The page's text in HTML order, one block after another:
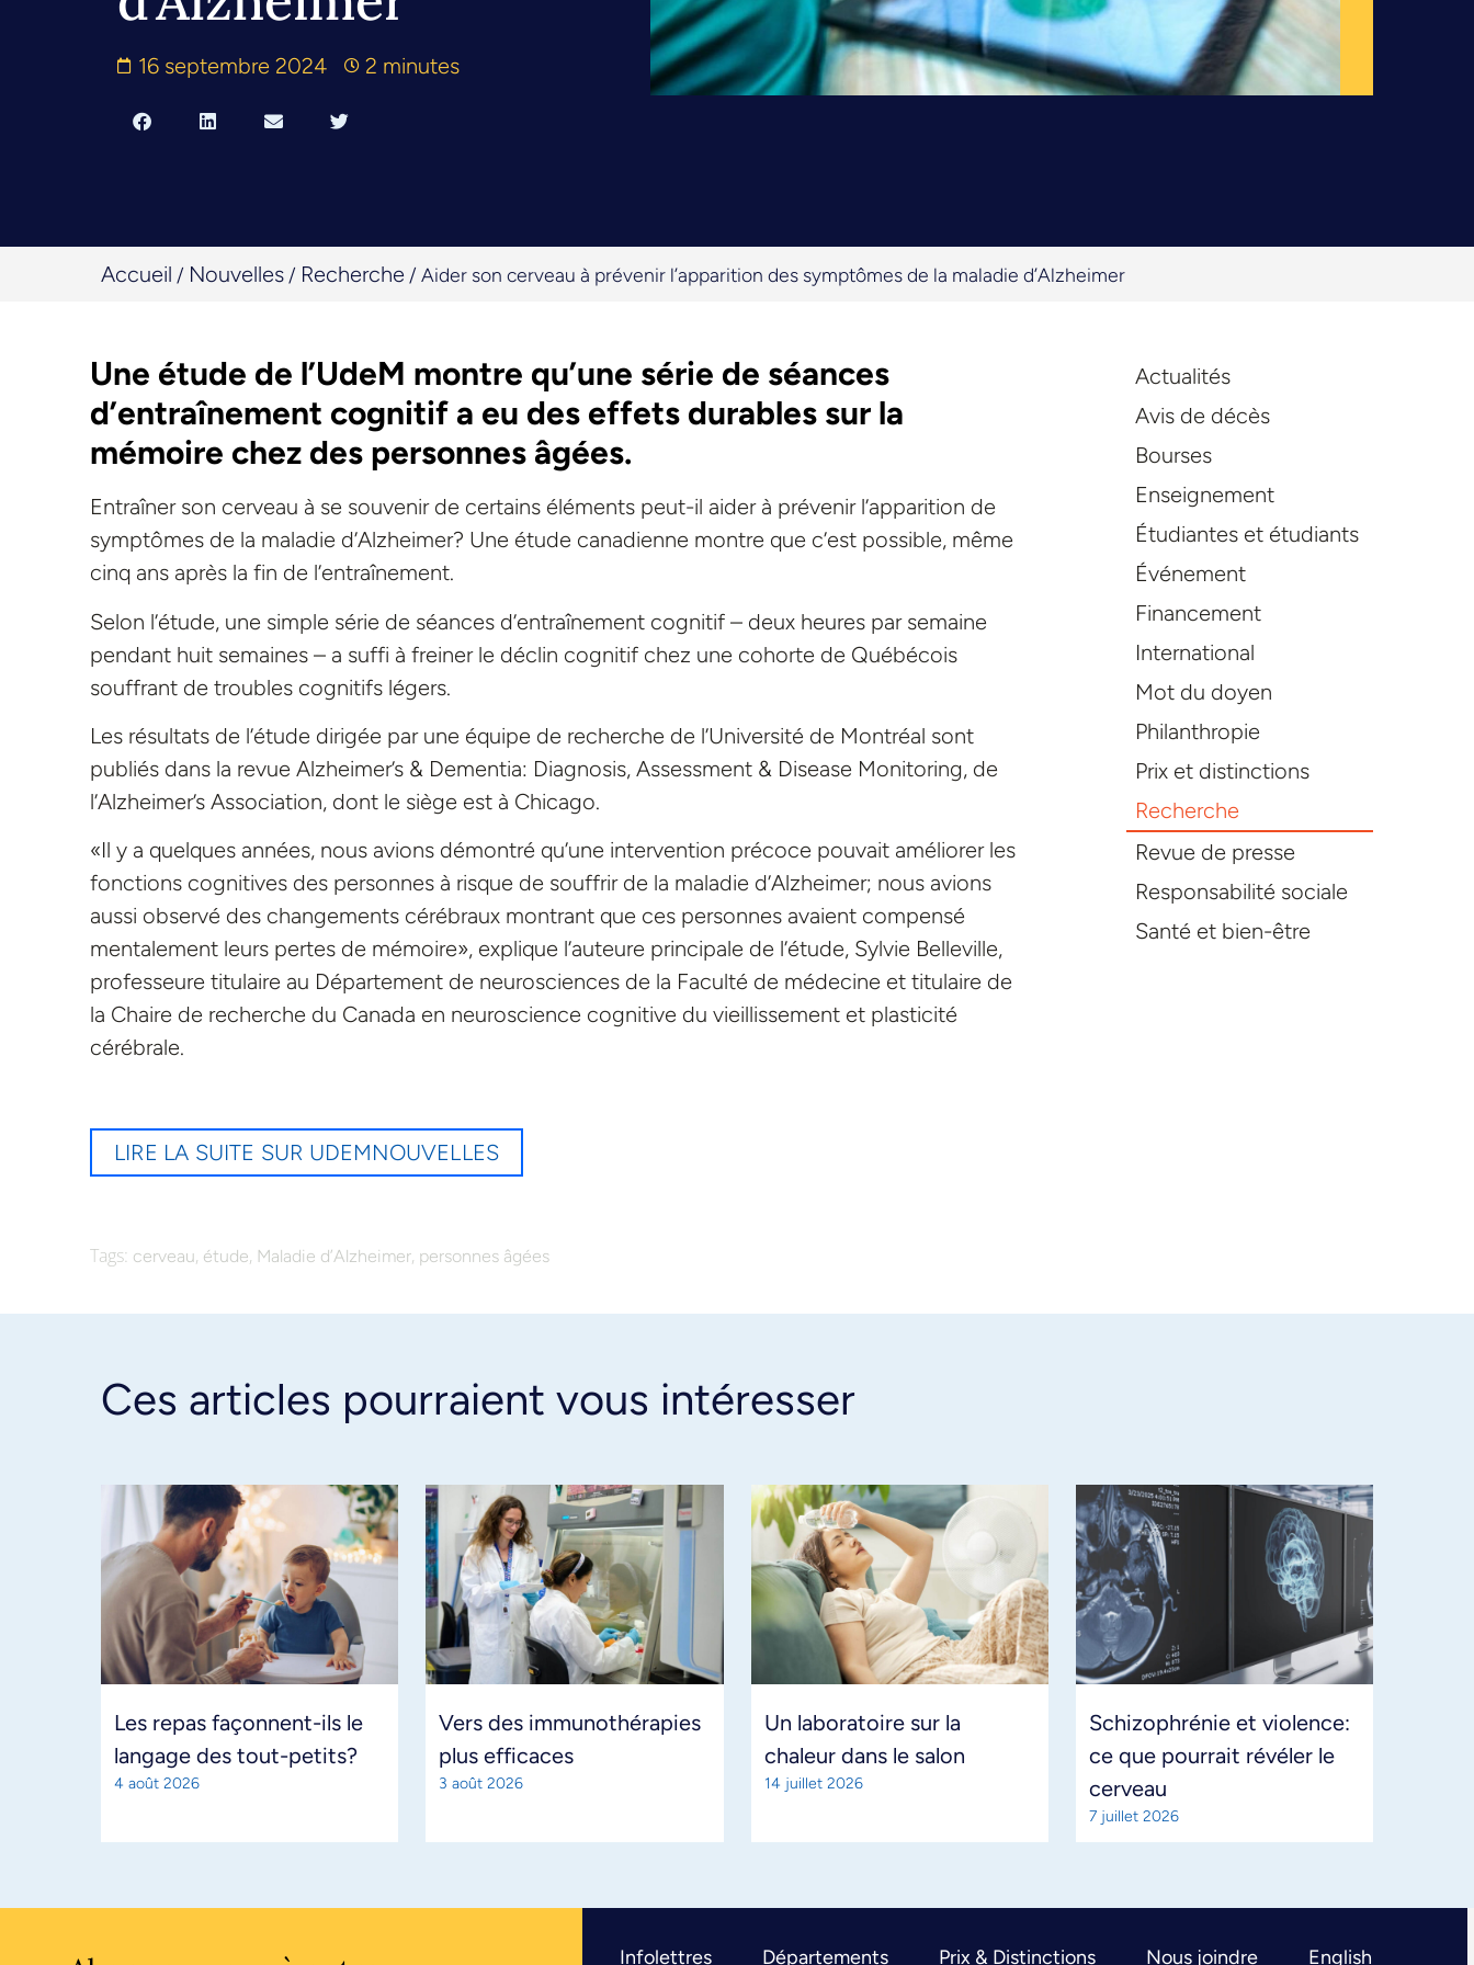
16 septembre 2024 2 minutes
Accueil / Nouvelles / Recherche / Aider son cerveau à prévenir l’apparition des symptômes de la maladie d’Alzheimer
Une étude de l’UdeM montre qu’une série de séances
d’entraînement cognitif a eu des effets durables sur la
mémoire chez des personnes âgées.
Entraîner son cerveau à se souvenir de certains éléments peut-il aider à prévenir l’apparition de
symptômes de la maladie d’Alzheimer? Une étude canadienne montre que c’est possible, même
cinq ans après la fin de l’entraînement.
Selon l’étude, une simple série de séances d’entraînement cognitif – deux heures par semaine
pendant huit semaines – a suffi à freiner le déclin cognitif chez une cohorte de Québécois
souffrant de troubles cognitifs légers.
Les résultats de l’étude dirigée par une équipe de recherche de l’Université de Montréal sont
publiés dans la revue Alzheimer’s & Dementia: Diagnosis, Assessment & Disease Monitoring, de
l’Alzheimer’s Association, dont le siège est à Chicago.
«Il y a quelques années, nous avions démontré qu’une intervention précoce pouvait améliorer les
fonctions cognitives des personnes à risque de souffrir de la maladie d’Alzheimer; nous avions
aussi observé des changements cérébraux montrant que ces personnes avaient compensé
mentalement leurs pertes de mémoire», explique l’auteure principale de l’étude, Sylvie Belleville,
professeure titulaire au Département de neurosciences de la Faculté de médecine et titulaire de
la Chaire de recherche du Canada en neuroscience cognitive du vieillissement et plasticité
cérébrale.
LIRE LA SUITE SUR UDEMNOUVELLES
Tags: cerveau, étude, Maladie d’Alzheimer, personnes âgées
Actualités
Avis de décès
Bourses
Enseignement
Étudiantes et étudiants
Événement
Financement
International
Mot du doyen
Philanthropie
Prix et distinctions
Recherche
Revue de presse
Responsabilité sociale
Santé et bien-être
Ces articles pourraient vous intéresser
Les repas façonnent-ils le
langage des tout-petits?
4 août 2026
Vers des immunothérapies
plus efficaces
3 août 2026
Un laboratoire sur la
chaleur dans le salon
14 juillet 2026
Schizophrénie et violence:
ce que pourrait révéler le
cerveau
7 juillet 2026
Infolettres Départements Prix & Distinctions Nous joindre English